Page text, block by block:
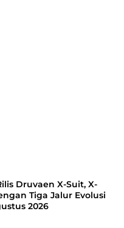
Druvaen X-Suit, X-
Tiga Jalur Evolusi
2026